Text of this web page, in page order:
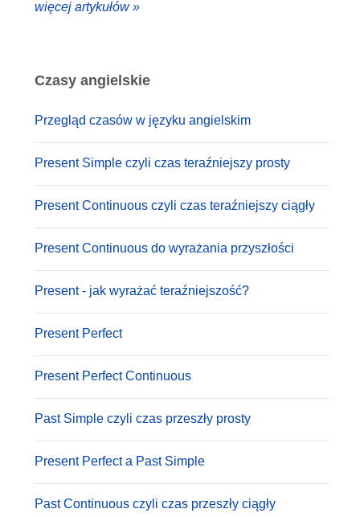
więcej artykułów »
Czasy angielskie
Przegląd czasów w języku angielskim
Present Simple czyli czas teraźniejszy prosty
Present Continuous czyli czas teraźniejszy ciągły
Present Continuous do wyrażania przyszłości
Present - jak wyrażać teraźniejszość?
Present Perfect
Present Perfect Continuous
Past Simple czyli czas przeszły prosty
Present Perfect a Past Simple
Past Continuous czyli czas przeszły ciągły